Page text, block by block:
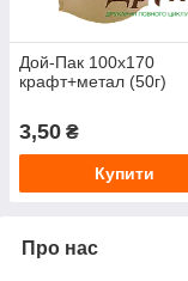
Дой-Пак 100х170
крафт+метал (50г)
3,50 ₴
Купити
Про нас